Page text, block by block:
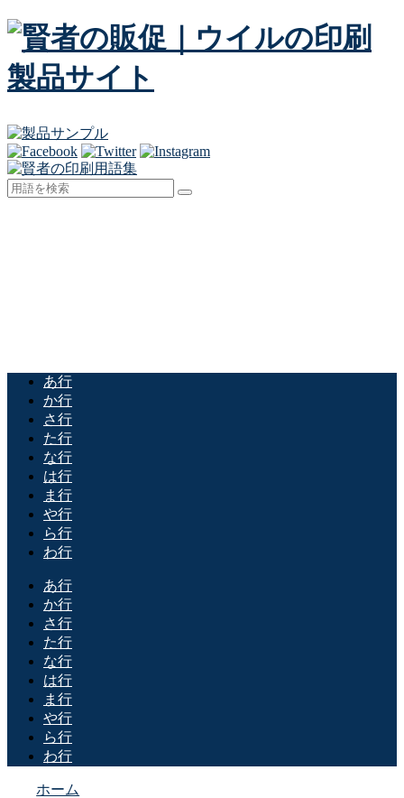
あ行
か行
さ行
た行
な行
は行
ま行
や行
ら行
わ行
あ行
か行
さ行
た行
な行
は行
ま行
や行
ら行
わ行
ホーム